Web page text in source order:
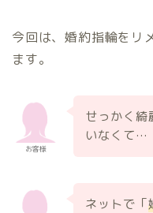
今回は、婚約指輪をリ
ます。
お客様
せっかく綺
いなくて…
ネットで「